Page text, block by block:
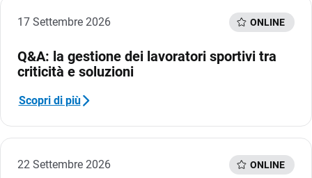
TeamSystem Corporate
TeamSystem Store
17 Settembre 2026 ONLINE
Q&A: la gestione dei lavoratori sportivi tra
criticità e soluzioni
Scopri di più
22 Settembre 2026 ONLINE